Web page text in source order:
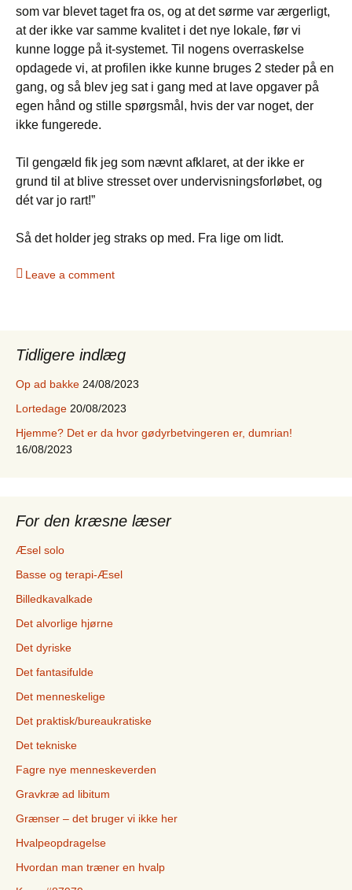
som var blevet taget fra os, og at det sørme var ærgerligt,
at der ikke var samme kvalitet i det nye lokale, før vi
kunne logge på it-systemet. Til nogens overraskelse
opdagede vi, at profilen ikke kunne bruges 2 steder på en
gang, og så blev jeg sat i gang med at lave opgaver på
egen hånd og stille spørgsmål, hvis der var noget, der
ikke fungerede.
Til gengæld fik jeg som nævnt afklaret, at der ikke er
grund til at blive stresset over undervisningsforløbet, og
dét var jo rart!”
Så det holder jeg straks op med. Fra lige om lidt.
Leave a comment
Tidligere indlæg
Op ad bakke 24/08/2023
Lortedage 20/08/2023
Hjemme? Det er da hvor gødyrbetvingeren er, dumrian!
16/08/2023
For den kræsne læser
Æsel solo
Basse og terapi-Æsel
Billedkavalkade
Det alvorlige hjørne
Det dyriske
Det fantasifulde
Det menneskelige
Det praktisk/bureaukratiske
Det tekniske
Fagre nye menneskeverden
Gravkræ ad libitum
Grænser – det bruger vi ikke her
Hvalpeopdragelse
Hvordan man træner en hvalp